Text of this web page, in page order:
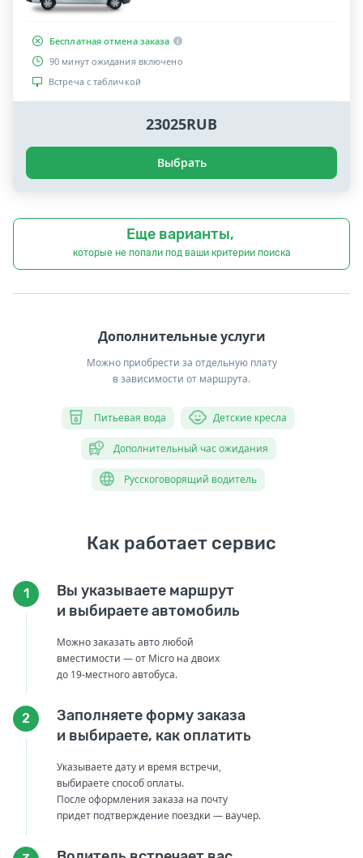
Бесплатная отмена заказа
90 минут ожидания включено
Встреча с табличкой
23025RUB
Выбрать
Еще варианты,
которые не попали под ваши критерии поиска
Дополнительные услуги
Можно приобрести за отдельную плату
в зависимости от маршрута.
Питьевая вода Детские кресла
Дополнительный час ожидания
Русскоговорящий водитель
Как работает сервис
1
Вы указываете маршрут
и выбираете автомобиль
Можно заказать авто любой
вместимости — от Micro на двоих
до 19-местного автобуса.
2
Заполняете форму заказа
и выбираете, как оплатить
Указываете дату и время встречи,
выбираете способ оплаты.
После оформления заказа на почту
придет подтверждение поездки — ваучер.